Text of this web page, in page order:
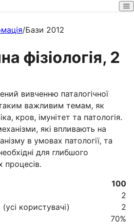
/Бази 2012
фізіологія, 2
вивченню паталогічної
таким важливим темам, як
кров, імунітет та патологія.
які впливають на
в умовах патології, та
для глибшого
процесів.
100
2
користувачі)
2
70%